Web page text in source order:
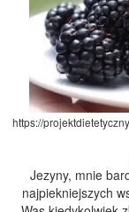
https://
Jezyny, mnie
najpiekniejszych